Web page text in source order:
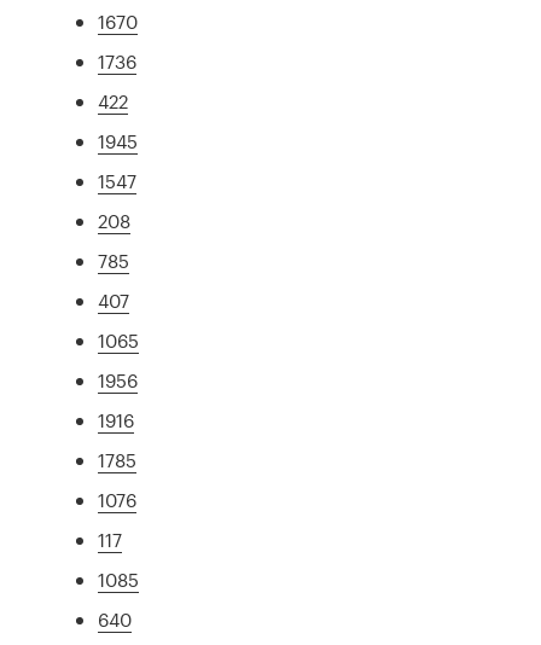
1670
1736
422
1945
1547
208
785
407
1065
1956
1916
1785
1076
117
1085
640